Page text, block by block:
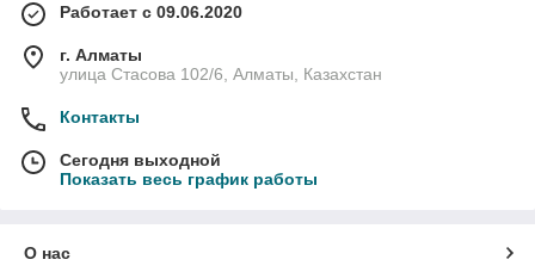
Работает с 09.06.2020
г. Алматы
улица Стасова 102/6, Алматы, Казахстан
Контакты
Сегодня выходной
Показать весь график работы
О нас